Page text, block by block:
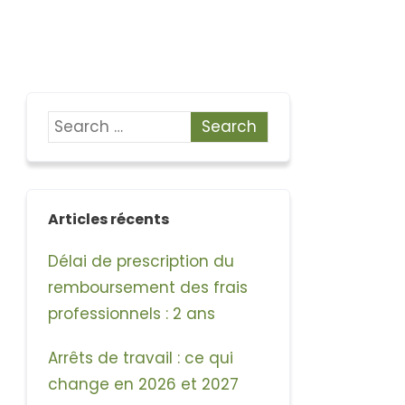
Articles récents
Délai de prescription du
remboursement des frais
professionnels : 2 ans
Arrêts de travail : ce qui
change en 2026 et 2027